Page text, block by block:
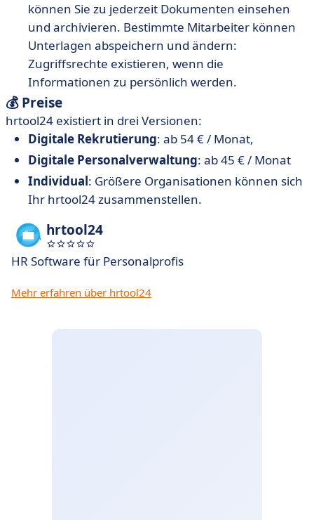
können Sie zu jederzeit Dokumenten einsehen
und archivieren. Bestimmte Mitarbeiter können
Unterlagen abspeichern und ändern:
Zugriffsrechte existieren, wenn die
Informationen zu persönlich werden.
💰 Preise
hrtool24 existiert in drei Versionen:
Digitale Rekrutierung: ab 54 € / Monat,
Digitale Personalverwaltung: ab 45 € / Monat
Individual: Größere Organisationen können sich
Ihr hrtool24 zusammenstellen.
hrtool24
HR Software für Personalprofis
Mehr erfahren über hrtool24